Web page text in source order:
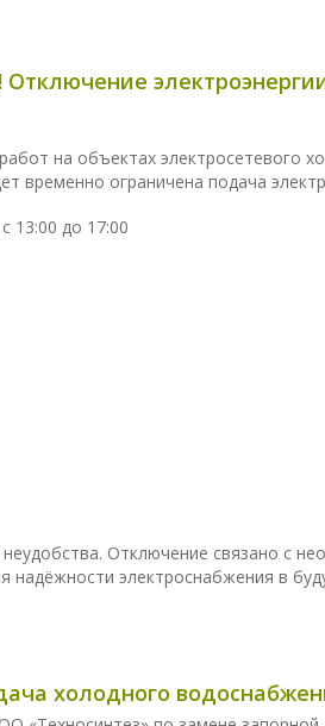
электроэнергии
на объектах электросетевого
временно ограничена подача
13:00 до 17:00
Отключение связано с
надёжности электроснабжения в
холодного